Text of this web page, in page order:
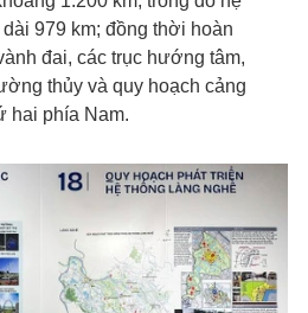
979 km; đồng thời hoàn
đai, các trục hướng tâm,
thủy và quy hoạch cảng
hai phía Nam.